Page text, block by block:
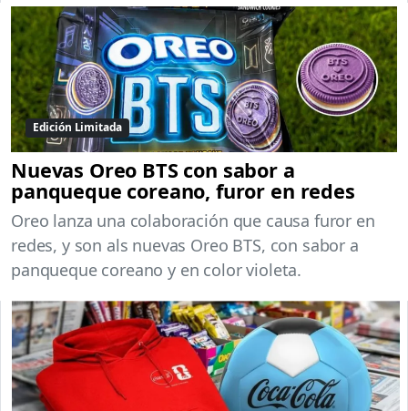
Edición Limitada
Nuevas Oreo BTS con sabor a
panqueque coreano, furor en redes
Oreo lanza una colaboración que causa furor en
redes, y son als nuevas Oreo BTS, con sabor a
panqueque coreano y en color violeta.